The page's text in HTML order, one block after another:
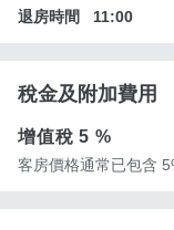
退房時間 11:00
稅金及附加費用
增值稅5 %
客房價格通常已包含